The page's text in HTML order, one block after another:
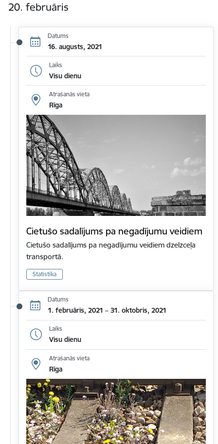
20. februāris
Datums
16. augusts, 2021
Laiks
Visu dienu
Atrašanās vieta
Rīga
Cietušo sadalījums pa negadījumu veidiem
Cietušo sadalījums pa negadījumu veidiem dzelzceļa
transportā.
Statistika
Datums
1. februāris, 2021 – 31. oktobris, 2021
Laiks
Visu dienu
Atrašanās vieta
Rīga